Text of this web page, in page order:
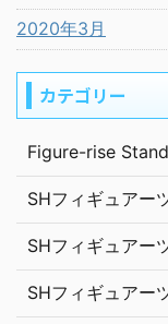
2020年3月
カテゴリー
Figure-rise
SHフィギュア
SHフィギュアー
SHフィギュア